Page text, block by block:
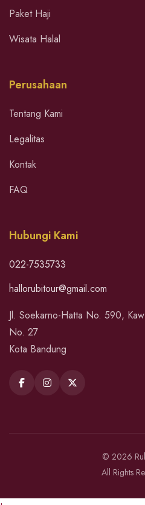
Paket Haji
Wisata Halal
Perusahaan
Tentang Kami
Legalitas
Kontak
FAQ
Hubungi Kami
022-7535733
hallorubitour@gmail.com
Jl. Soekarno-Hatta No. 590,
No. 27
Kota Bandung
© 2026
All Rights